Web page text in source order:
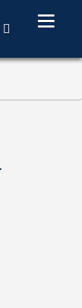
ПОИСК